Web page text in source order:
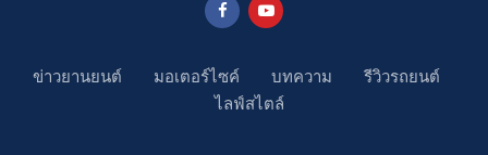
ข่าวยานยนต์ มอเตอร์ไซค์ บทความ
รีวิวรถยนต์
ไลฟ์สไตล์